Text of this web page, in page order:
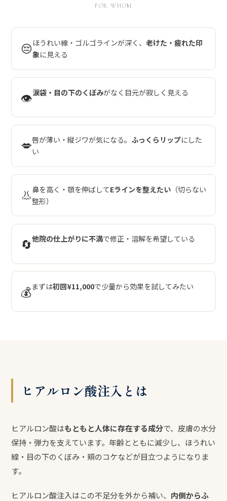
FOR WHOM
😔 ほうれい線・ゴルゴラインが深く、 老けた・疲れた印
象に見える
👁️涙袋・目の下のくぼみがなく目元が寂しく見える
💋唇が薄い・縦ジワが気になる。 ふっくらリップにした
い
👃鼻を高く・顎を伸ばしてEラインを整えたい（切らない
整形）
🔄他院の仕上がりに不満で修正・溶解を希望している
💰まずは初回¥11,000で少量から効果を試してみたい
ヒアルロン酸注入とは
ヒアルロン酸はもともと人体に存在する成分で、皮膚の水分
保持・弾力を支えています。年齢とともに減少し、ほうれい
線・目の下のくぼみ・頬のコケなどが目立つようになりま
す。
ヒアルロン酸注入はこの不足分を外から補い、 内側からふ